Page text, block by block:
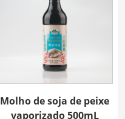
Molho de soja de peixe
vaporizado 500mL